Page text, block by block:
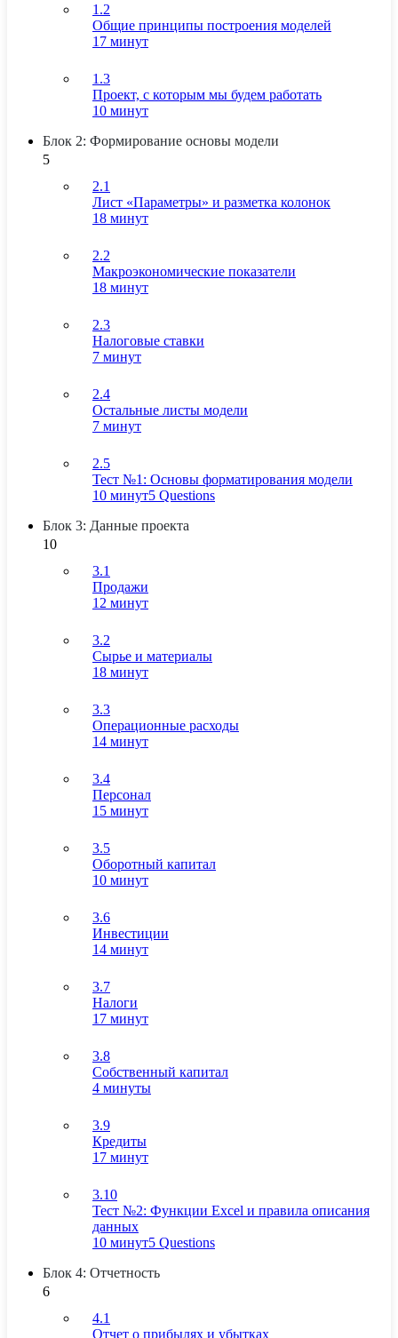
1.2
Общие принципы построения моделей
17 минут
1.3
Проект, с которым мы будем работать
10 минут
Блок 2: Формирование основы модели
5
2.1
Лист «Параметры» и разметка колонок
18 минут
2.2
Макроэкономические показатели
18 минут
2.3
Налоговые ставки
7 минут
2.4
Остальные листы модели
7 минут
2.5
Тест №1: Основы форматирования модели
10 минут5 Questions
Блок 3: Данные проекта
10
3.1
Продажи
12 минут
3.2
Сырье и материалы
18 минут
3.3
Операционные расходы
14 минут
3.4
Персонал
15 минут
3.5
Оборотный капитал
10 минут
3.6
Инвестиции
14 минут
3.7
Налоги
17 минут
3.8
Собственный капитал
4 минуты
3.9
Кредиты
17 минут
3.10
Тест №2: Функции Excel и правила описания
данных
10 минут5 Questions
Блок 4: Отчетность
6
4.1
Отчет о прибылях и убытках